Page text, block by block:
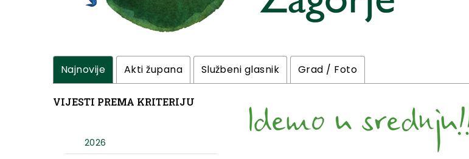
Najnovije Akti župana Službeni glasnik Grad / Foto
VIJESTI PREMA KRITERIJU
2026